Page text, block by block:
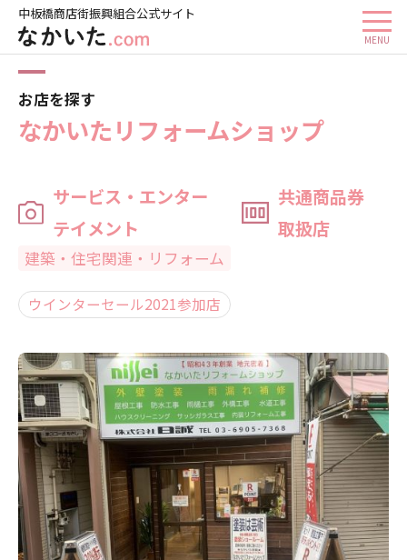
中板橋商店街振興組合公式サイト
ホーム
お店を探す
なかいたリフォームショップ
サービス・エンター
テイメント
共通商品券
取扱店
建築・住宅関連・リフォーム
ウインターセール2021参加店